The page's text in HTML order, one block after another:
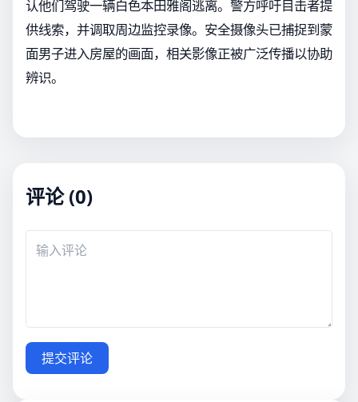
认他们驾驶一辆白色本田雅阁逃离。警方呼吁目击者提
供线索，并调取周边监控录像。安全摄像头已捕捉到蒙
面男子进入房屋的画面，相关影像正被广泛传播以协助
辨识。
评论 (0)
提交评论